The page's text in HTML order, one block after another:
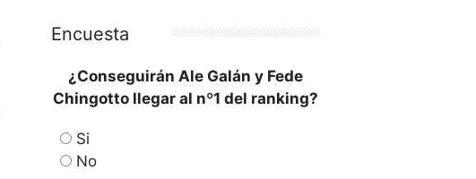
Encuesta
¿Conseguirán Ale Galán y Fede
Chingotto llegar al nº1 del ranking?
Si
No